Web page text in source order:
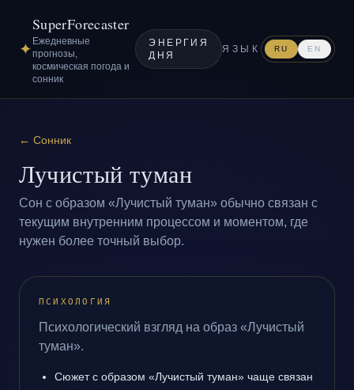
✦
SuperForecaster
Ежедневные
прогнозы,
космическая погода и
сонник
ЭНЕРГИЯ
ДНЯ
ЯЗЫК RU EN
← Сонник
Лучистый туман
Сон с образом «Лучистый туман» обычно связан с
текущим внутренним процессом и моментом, где
нужен более точный выбор.
ПСИХОЛОГИЯ
Психологический взгляд на образ «Лучистый
туман».
Сюжет с образом «Лучистый туман» чаще связан